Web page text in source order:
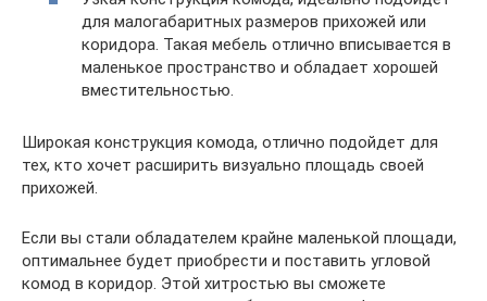
для малогабаритных размеров прихожей или
коридора. Такая мебель отлично вписывается в
маленькое пространство и обладает хорошей
вместительностью.
Широкая конструкция комода, отлично подойдет для
тех, кто хочет расширить визуально площадь своей
прихожей.
Если вы стали обладателем крайне маленькой площади,
оптимальнее будет приобрести и поставить угловой
комод в коридор. Этой хитростью вы сможете